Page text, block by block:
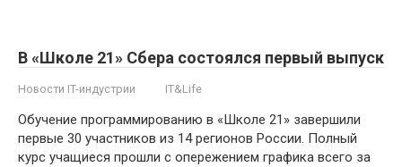
В «Школе 21» Сбера состоялся первый выпуск
Новости IT-индустрии IT&Life
Обучение программированию в «Школе 21» завершили
первые 30 участников из 14 регионов России. Полный
курс учащиеся прошли с опережением графика всего за